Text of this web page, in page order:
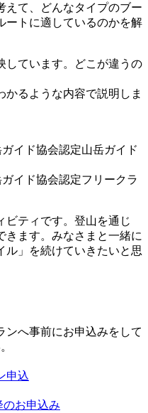
えて、どんなタイプのブー
ートに適しているのかを解
しています。どこが違うの
るような内容で説明しま
イド協会認定山岳ガイド
会認定フリークラ
ビティです。登山を通じ
きます。みなさまと一緒に
ル」を続けていきたいと思
ンへ事前にお申込みをして
申込
お申込み